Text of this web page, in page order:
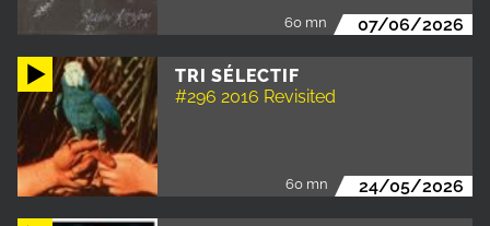
60 mn 07/06/2026
TRI SÉLECTIF
#296 2016 Revisited
60 mn 24/05/2026